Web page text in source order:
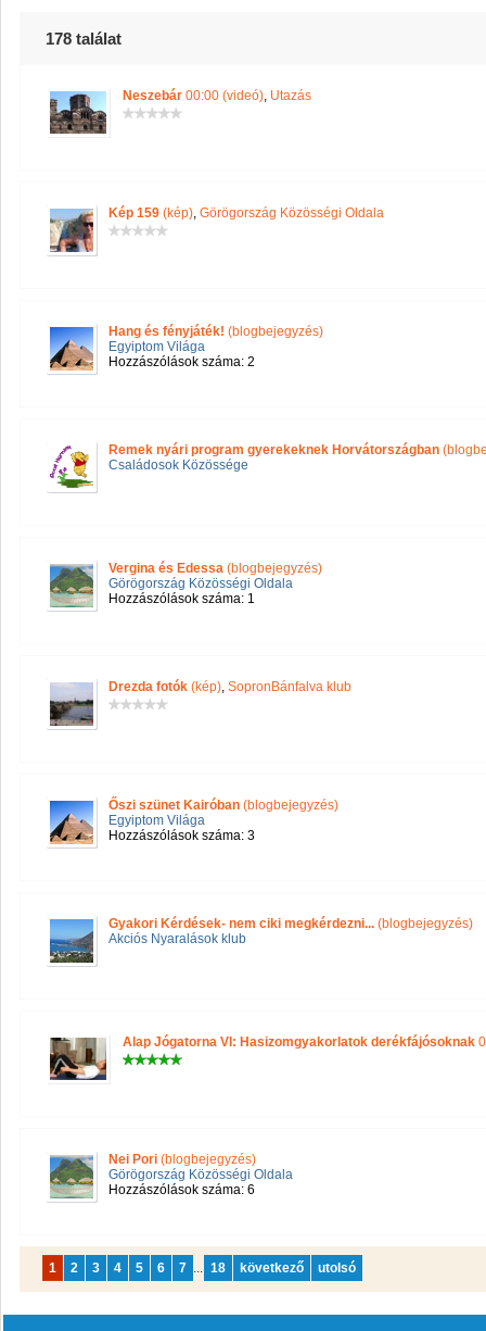
178 találat
Neszebár 00:00 (videó), Utazás
Kép 159 (kép), Görögország Közösségi Oldala
Hang és fényjáték! (blogbejegyzés)
Egyiptom Világa
Hozzászólások száma: 2
Remek nyári program gyerekeknek Horvátországban
Családosok Közössége
Vergina és Edessa (blogbejegyzés)
Görögország Közösségi Oldala
Hozzászólások száma: 1
Drezda fotók (kép), SopronBánfalva klub
Őszi szünet Kairóban (blogbejegyzés)
Egyiptom Világa
Hozzászólások száma: 3
Gyakori Kérdések- nem ciki megkérdezni... (blogbejegyzés)
Akciós Nyaralások klub
Alap Jógatorna VI: Hasizomgyakorlatok derékfájósoknak
Nei Pori (blogbejegyzés)
Görögország Közösségi Oldala
Hozzászólások száma: 6
1 2 3 4 5 6 7 ... 18 következő utolsó